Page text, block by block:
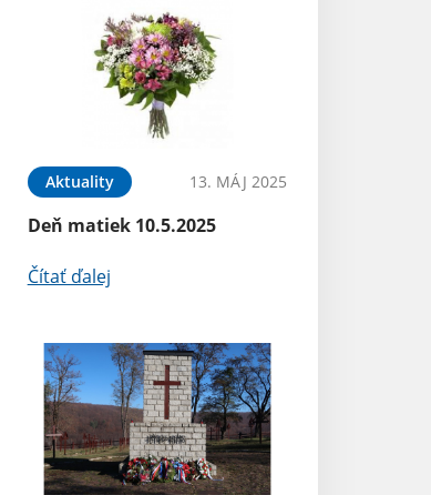
Aktuality 13. MÁJ 2025
Deň matiek 10.5.2025
Čítať ďalej